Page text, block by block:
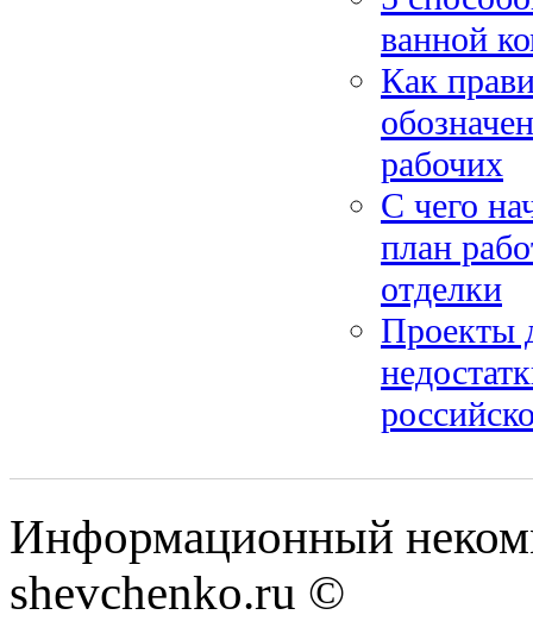
ванной
Как
рабочих
С чего
план
отделки
Проекты
Информационный
shevchenko.ru ©